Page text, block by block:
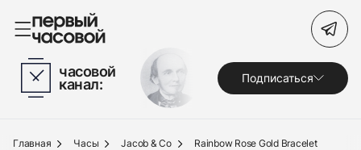
Часы
Украшения
Поиск по сайту
часовой
канал: Подписаться
Главная Часы Jacob & Co Rainbow Rose Gold Bracelet